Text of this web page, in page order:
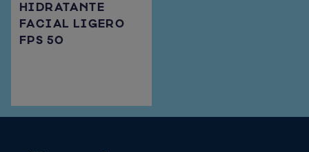
HIDRATANTE
FACIAL LIGERO
FPS 50